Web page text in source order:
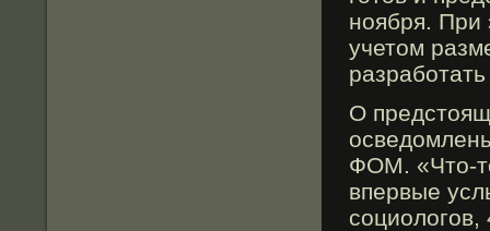
ноября. При
учетом
О
ФОМ. «Что-
впервые
социологοв,